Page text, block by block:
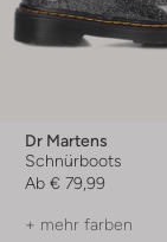
Dr Martens
Schnürboots
Ab € 79,99
+ mehr farben